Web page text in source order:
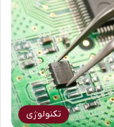
تکنولوژی